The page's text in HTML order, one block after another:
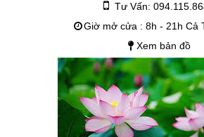
Tư Vấn:
Giờ mở cửa : 8h - 21h Cả
Xem bản đồ